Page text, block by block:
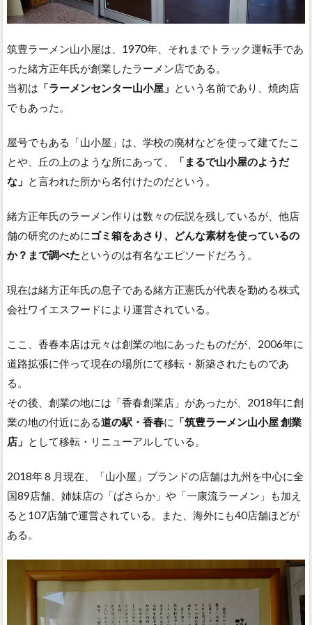
筑豊ラーメン山小屋は、1970年、それまでトラック運転手であ
った緒方正年氏が創業したラーメン店である。
当初は 「ラーメンセンター山小屋」 という名前であり、焼肉店
でもあった。
屋号でもある「山小屋」は、学校の廃材などを使って建てたこ
とや、丘の上のような所にあって、
「まるで山小屋のようだ
な」 と言われた所から名付けたのだという。
緒方正年氏のラーメン作りは数々の伝説を残しているが、他店
舗の研究のために ゴミ箱をあさり、どんな素材を使っているの
か？まで調べたというのは有名なエピソードだろう。
現在は緒方正年氏の息子である緒方正憲氏が代表を勤める株式
会社ワイエスフードにより運営されている。
ここ、香春本店は元々は創業の地にあったものだが、2006年に
道路拡張に伴って現在の場所にて移転・新築されたものであ
る。
その後、創業の地には「香春創業店」があったが、2018年に創
業の地の付近にある道の駅・香春に
「筑豊ラーメン山小屋 創業
店」 として移転・リニューアルしている。
2018年８月現在、「山小屋」ブランドの店舗は九州を中心に全
国89店舗、姉妹店の「ばさらか」や「一康流ラーメン」も加え
ると107店舗で運営されている。また、海外にも40店舗ほどが
ある。